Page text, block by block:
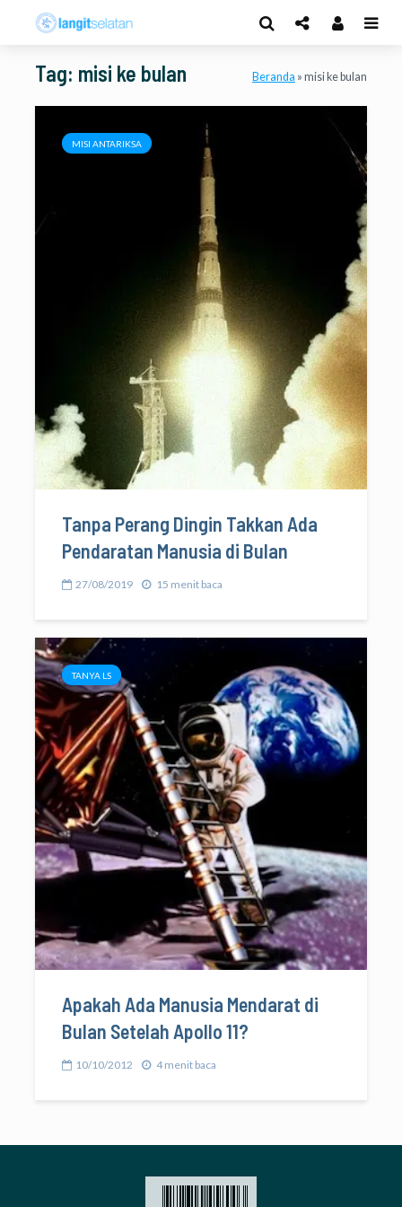
Tag: misi ke bulan Beranda » misi ke bulan
MISI ANTARIKSA
Tanpa Perang Dingin Takkan Ada
Pendaratan Manusia di Bulan
27/08/2019 15 menit baca
TANYA LS
Apakah Ada Manusia Mendarat di
Bulan Setelah Apollo 11?
10/10/2012 4 menit baca